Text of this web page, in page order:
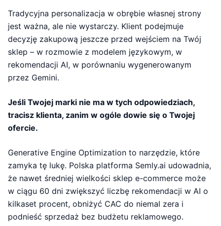
Tradycyjna personalizacja w obrębie własnej strony
jest ważna, ale nie wystarczy. Klient podejmuje
decyzję zakupową jeszcze przed wejściem na Twój
sklep – w rozmowie z modelem językowym, w
rekomendacji AI, w porównaniu wygenerowanym
przez Gemini.
Jeśli Twojej marki nie ma w tych odpowiedziach,
tracisz klienta, zanim w ogóle dowie się o Twojej
ofercie.
Generative Engine Optimization to narzędzie, które
zamyka tę lukę. Polska platforma Semly.ai udowadnia,
że nawet średniej wielkości sklep e-commerce może
w ciągu 60 dni zwiększyć liczbę rekomendacji w AI o
kilkaset procent, obniżyć CAC do niemal zera i
podnieść sprzedaż bez budżetu reklamowego.